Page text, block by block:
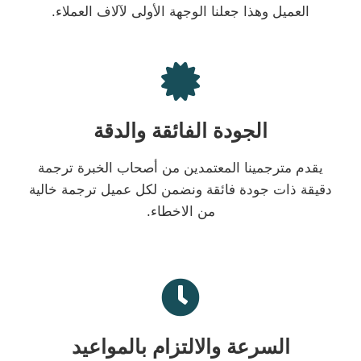
العميل وهذا جعلنا الوجهة الأولى لآلاف العملاء.
الجودة الفائقة والدقة
يقدم مترجمينا المعتمدين من أصحاب الخبرة ترجمة
دقيقة ذات جودة فائقة ونضمن لكل عميل ترجمة خالية
من الاخطاء.
السرعة والالتزام بالمواعيد